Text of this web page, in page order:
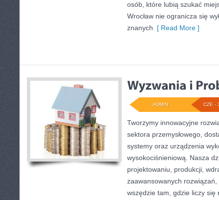
osób, które lubią szukać
Wrocław nie ogranicza się
znanych [ Read More ]
CZE -
ADMIN
Tworzymy innowacyjne
sektora przemysłowego,
systemy oraz urządzenia
wysokociśnieniową. Nasza
projektowaniu, produkcji,
zaawansowanych
wszędzie tam, gdzie liczy